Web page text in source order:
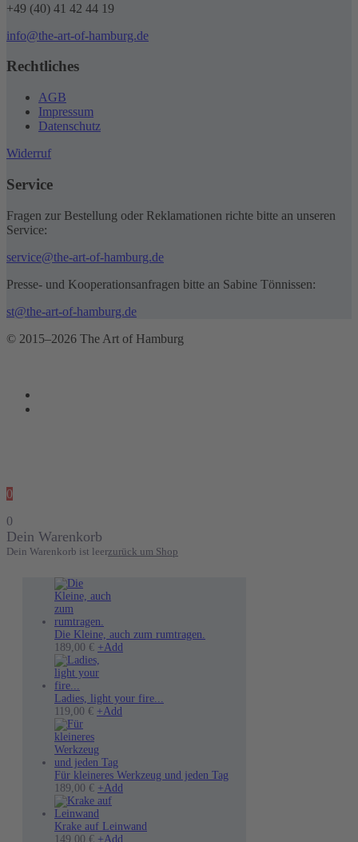
+49 (40) 41 42 44 19
info@the-art-of-hamburg.de
Rechtliches
AGB
Impressum
Datenschutz
Widerruf
Service
Fragen zur Bestellung oder Reklamationen richte bitte an unseren
Service:
service@the-art-of-hamburg.de
Presse- und Kooperationsanfragen bitte an Sabine Tönnissen:
st@the-art-of-hamburg.de
© 2015–2026 The Art of Hamburg
0
0
Dein Warenkorb
Dein Warenkorb ist leerzurück um Shop
Die Kleine, auch zum rumtragen.
189,00 € +Add
Ladies, light your fire...
119,00 € +Add
auf.
Die
auf
der
Für kleineres Werkzeug und jeden Tag
189,00 € +Add
Krake auf Leinwand
149,00 € +Add